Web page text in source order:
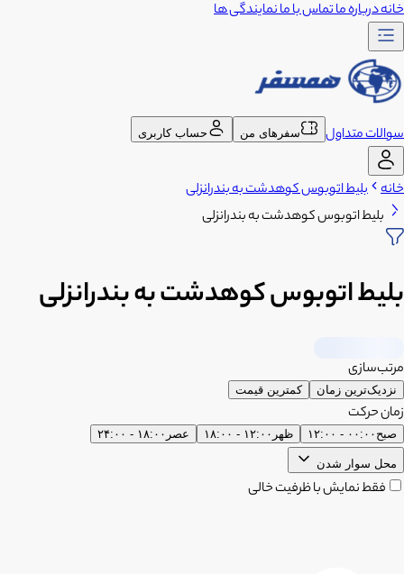
خانهدرباره ماتماس با مانمایندگی ها
سوالات متداول سفرهای من حساب کاربری
خانه بلیط اتوبوس کوهدشت به بندرانزلی
بلیط اتوبوس کوهدشت به بندرانزلی
بلیط اتوبوس کوهدشت به بندرانزلی
مرتب‌سازی
نزدیک‌ترین زمان کمترین قیمت
زمان حرکت
صبح ۰۰:۰۰ - ۱۲:۰۰ ظهر ۱۲:۰۰ - ۱۸:۰۰ عصر ۱۸:۰۰ - ۲۴:۰۰
محل سوار شدن
فقط نمایش با ظرفیت خالی